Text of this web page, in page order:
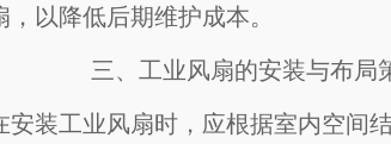
以降低后期维护成本。
三、工业风扇的安装与布局
安装工业风扇时，应根据室内空间